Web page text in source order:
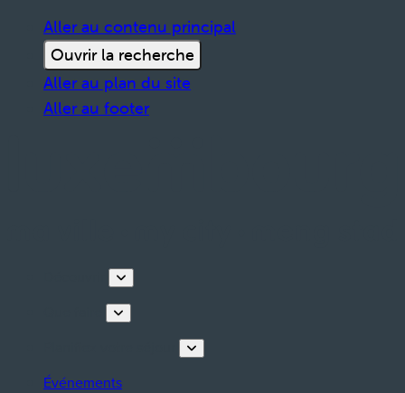
Aller au contenu principal
Ouvrir la recherche
Aller au plan du site
Aller au footer
Événements